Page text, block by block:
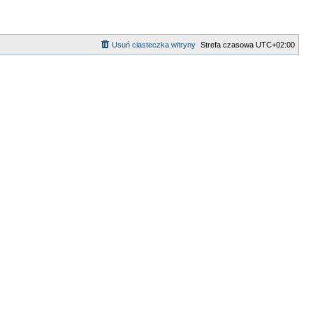
Strefa czasowa UTC+02:00
Usuń ciasteczka witryny